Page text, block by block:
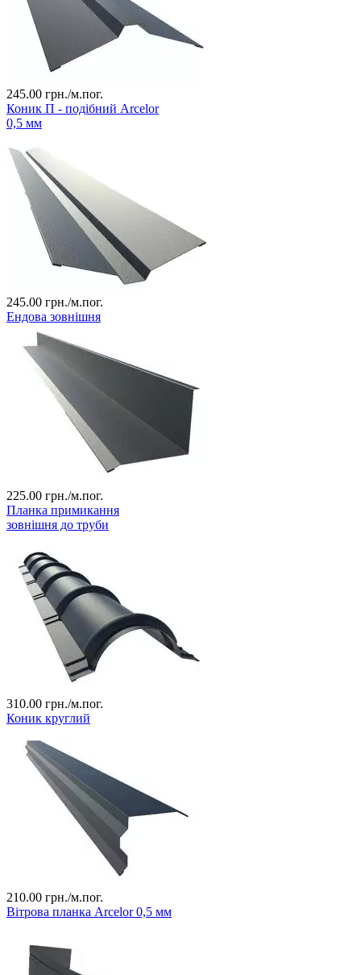
245.00 грн./м.пог.
Коник П - подібний Arcelor
0,5 мм
245.00 грн./м.пог.
Ендова зовнішня
225.00 грн./м.пог.
Планка примикання
зовнішня до труби
310.00 грн./м.пог.
Коник круглий
210.00 грн./м.пог.
Вітрова планка Arcelor 0,5 мм